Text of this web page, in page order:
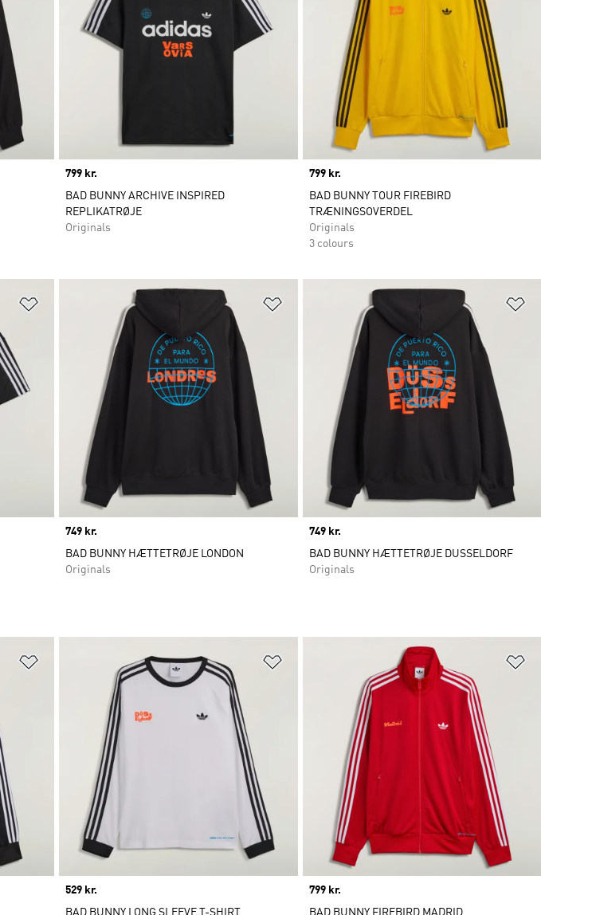
Price
799 kr.
BAD BUNNY ARCHIVE INSPIRED
REPLIKATRØJE
Originals
Price
799 kr.
BAD BUNNY TOUR FIREBIRD
TRÆNINGSOVERDEL
Originals
3 colours
Føj til ønskeliste
Price
749 kr.
BAD BUNNY HÆTTETRØJE LONDON
Originals
Price
749 kr.
BAD BUNNY HÆTTETRØJE DUSSELDORF
Originals
Price
529 kr.
BAD BUNNY LONG SLEEVE T-SHIRT
Price
799 kr.
BAD BUNNY FIREBIRD MADRID